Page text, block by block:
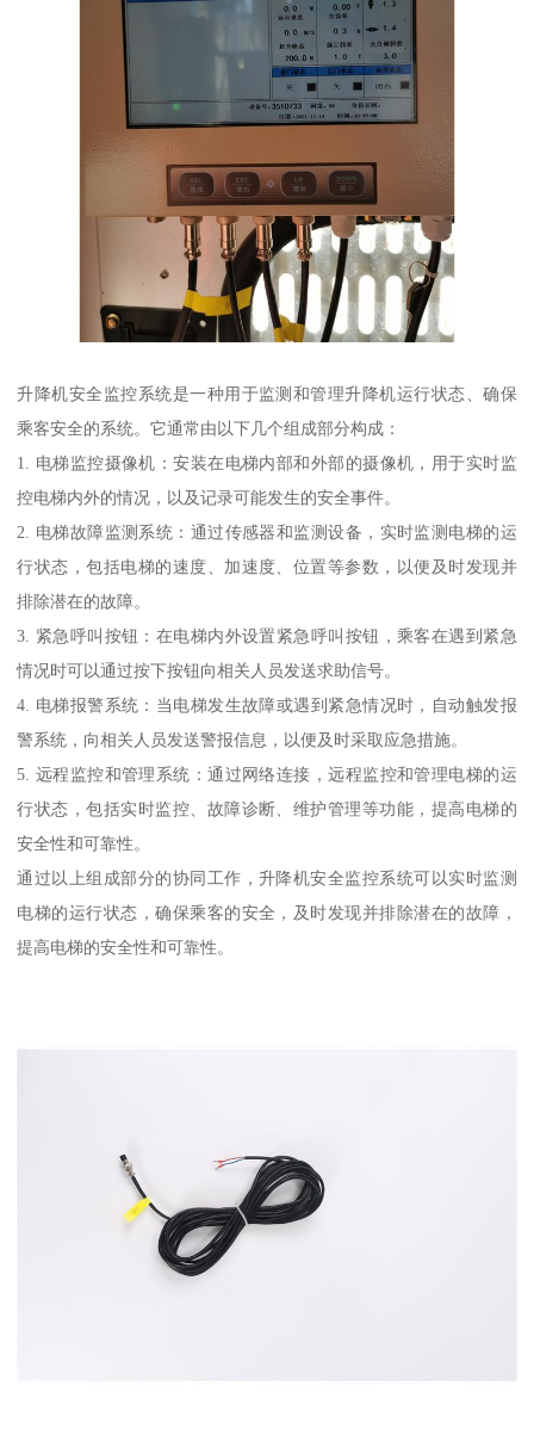
升降机安全监控系统是一种用于监测和管理升降机运行状态、确保
乘客安全的系统。它通常由以下几个组成部分构成：
1. 电梯监控摄像机：安装在电梯内部和外部的摄像机，用于实时监
控电梯内外的情况，以及记录可能发生的安全事件。
2. 电梯故障监测系统：通过传感器和监测设备，实时监测电梯的运
行状态，包括电梯的速度、加速度、位置等参数，以便及时发现并
排除潜在的故障。
3. 紧急呼叫按钮：在电梯内外设置紧急呼叫按钮，乘客在遇到紧急
情况时可以通过按下按钮向相关人员发送求助信号。
4. 电梯报警系统：当电梯发生故障或遇到紧急情况时，自动触发报
警系统，向相关人员发送警报信息，以便及时采取应急措施。
5. 远程监控和管理系统：通过网络连接，远程监控和管理电梯的运
行状态，包括实时监控、故障诊断、维护管理等功能，提高电梯的
安全性和可靠性。
通过以上组成部分的协同工作，升降机安全监控系统可以实时监测
电梯的运行状态，确保乘客的安全，及时发现并排除潜在的故障，
提高电梯的安全性和可靠性。